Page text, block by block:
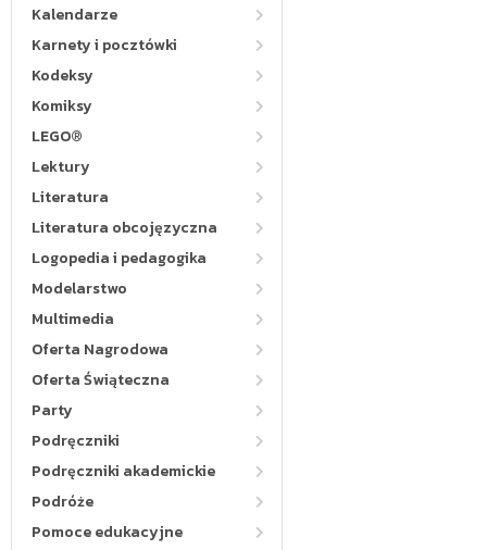
Kalendarze
Karnety i pocztówki
Kodeksy
Komiksy
LEGO®
Lektury
Literatura
Literatura obcojęzyczna
Logopedia i pedagogika
Modelarstwo
Multimedia
Oferta Nagrodowa
Oferta Świąteczna
Party
Podręczniki
Podręczniki akademickie
Podróże
Pomoce edukacyjne